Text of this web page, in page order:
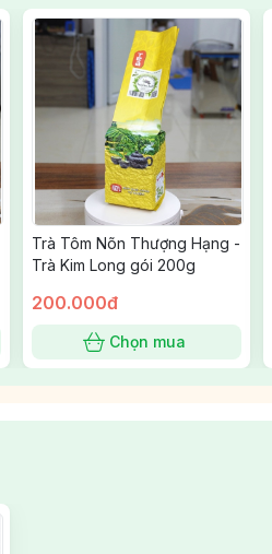
Trà Tôm Nõn Thượng Hạng -
Trà Kim Long gói 200g
200.000đ
Chọn mua